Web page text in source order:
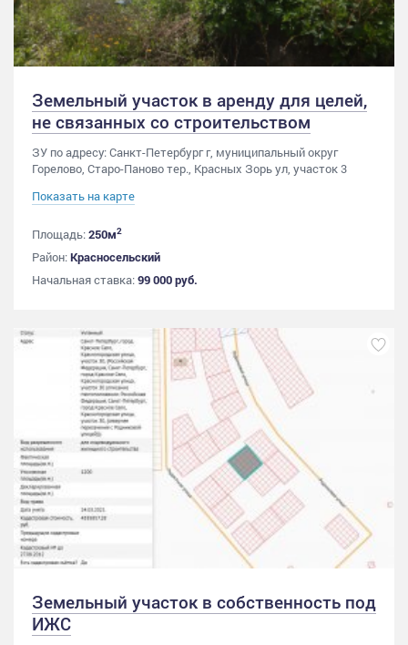
Земельный участок в аренду для целей,
не связанных со строительством
ЗУ по адресу: Санкт-Петербург г, муниципальный округ
Горелово, Старо-Паново тер., Красных Зорь ул, участок 3
Показать на карте
Площадь:250м2
Район:Красносельский
Начальная ставка:99 000 руб.
Земельный участок в собственность под
ИЖС